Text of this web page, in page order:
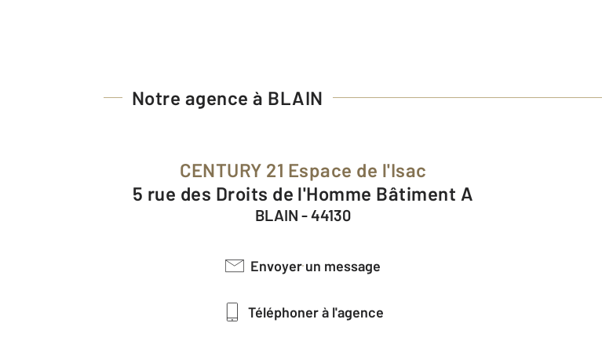
Notre agence à BLAIN
CENTURY 21 Espace de l'Isac
5 rue des Droits de l'Homme Bâtiment A
BLAIN - 44130
Envoyer un message
Téléphoner à l'agence